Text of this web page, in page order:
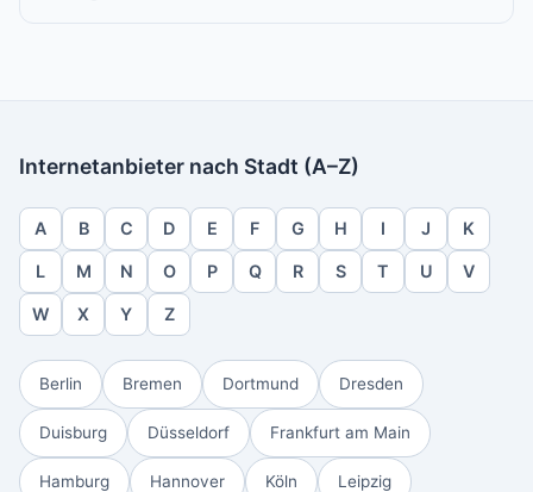
Internetanbieter nach Stadt (A–Z)
A B C D E F G H I J K
L M N O P Q R S T U V
W X Y Z
Berlin Bremen Dortmund Dresden
Duisburg Düsseldorf Frankfurt am Main
Hamburg Hannover Köln Leipzig